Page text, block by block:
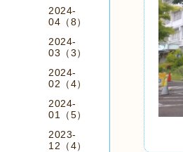
2024-
04（8）
2024-
03（3）
2024-
02（4）
2024-
01（5）
2023-
12（4）